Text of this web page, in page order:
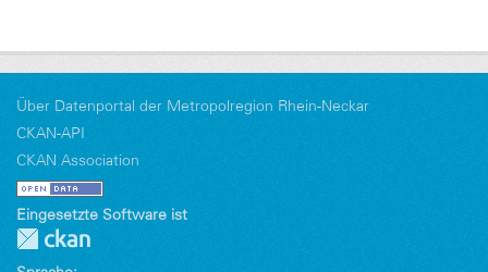
Über Datenportal der Metropolregion Rhein-Neckar
CKAN-API
CKAN Association
Eingesetzte Software ist